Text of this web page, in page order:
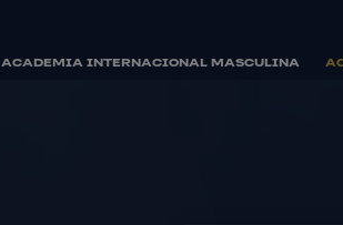
ACADEMIA INTERNACIONAL MASCULINA